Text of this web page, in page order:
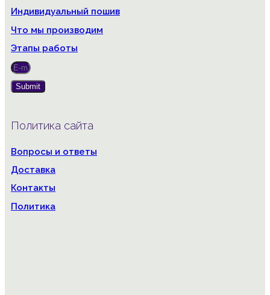
Индивидуальный пошив
Что мы производим
Этапы работы
Submit
Политика сайта
Вопросы и ответы
Доставка
Контакты
Политика